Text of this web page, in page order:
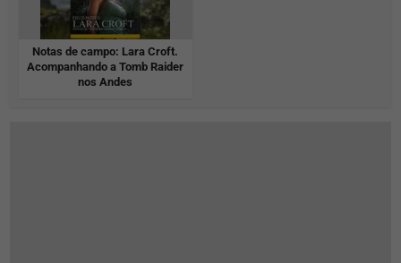
Notas de campo: Lara Croft.
Acompanhando a Tomb Raider
nos Andes